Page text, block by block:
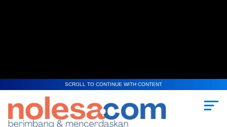
SCROLL TO CONTINUE WITH CONTENT